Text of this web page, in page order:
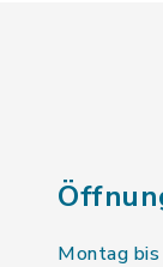
Montag